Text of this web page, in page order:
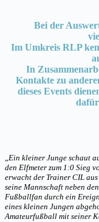
Bei der
Im Umkreis RLP
In
Kontakte zu
dieses Events
„Ein kleiner Junge schaut
den Elfmeter zum 1:0 Sieg
erwacht der Trainer CIL
seine Mannschaft neben
Fußballfan durch ein
eines kleinen Jungen
Amateurfußball mit seiner